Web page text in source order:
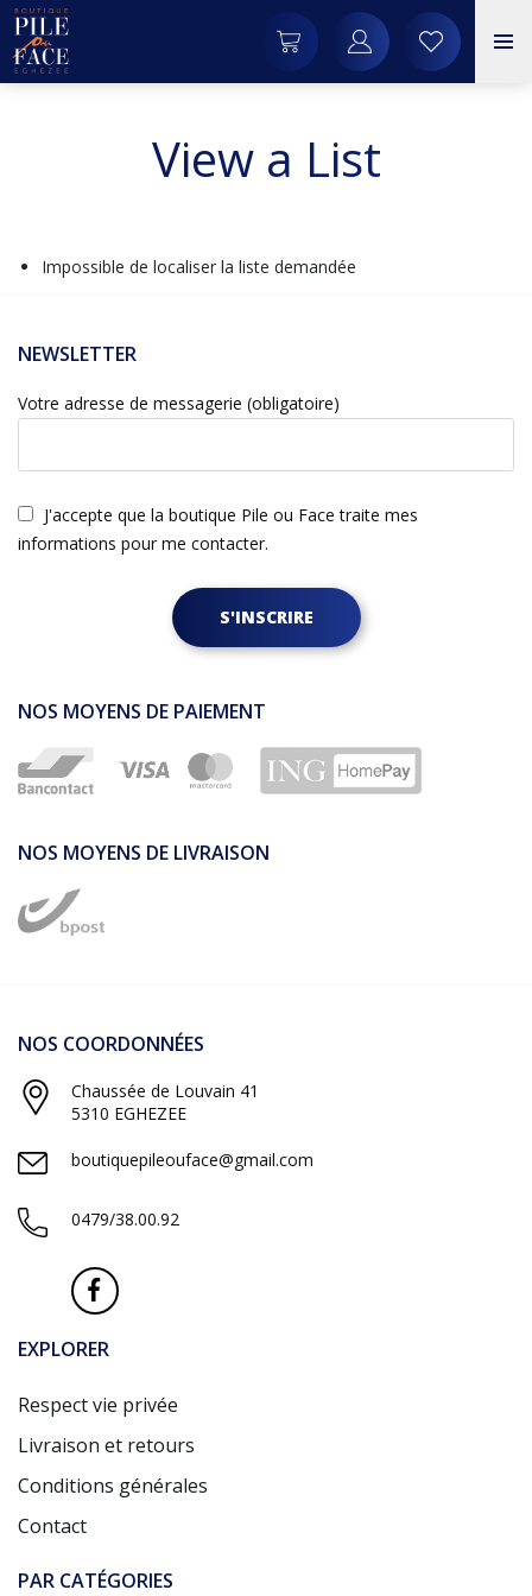
View a List
Impossible de localiser la liste demandée
NEWSLETTER
Votre adresse de messagerie (obligatoire)
J'accepte que la boutique Pile ou Face traite mes
informations pour me contacter.
S'INSCRIRE
NOS MOYENS DE PAIEMENT
NOS MOYENS DE LIVRAISON
NOS COORDONNÉES
Chaussée de Louvain 41
5310 EGHEZEE
boutiquepileouface@gmail.com
0479/38.00.92
EXPLORER
Respect vie privée
Livraison et retours
Conditions générales
Contact
PAR CATÉGORIES